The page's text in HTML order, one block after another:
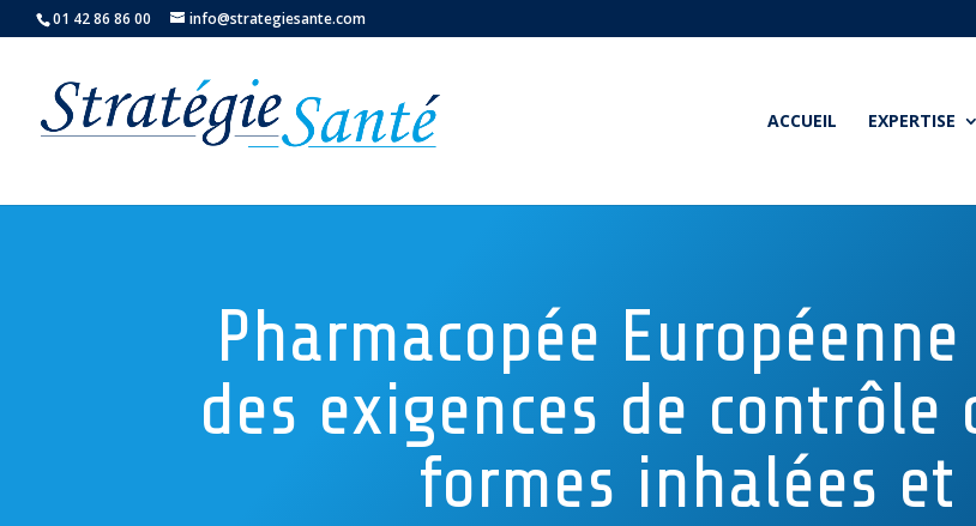
01 42 86 86 00 info@strategiesante.com
ACCUEIL EXPERTISE
Pharmacopée
des exigences de
formes inhalées et